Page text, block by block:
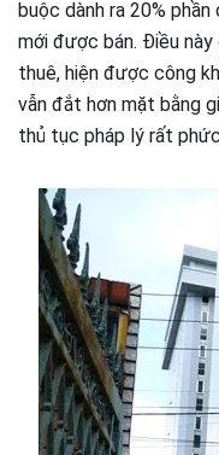
buộc dành ra 20%
mới được bán. Điều
thuê, hiện được công
vẫn đắt hơn mặt bằng
thủ tục pháp lý rất